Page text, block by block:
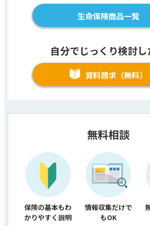
生命保険商品一覧
自分でじっくり検討し
資料請求（無料）
無料相談
保険の基本もわ
かりやすく説明
情報収集だけで
もOK